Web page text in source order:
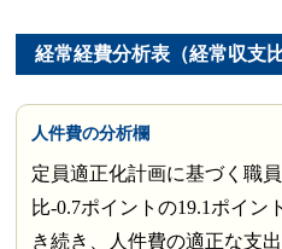
経常経費分析表（経常収支
人件費の分析欄
定員適正化計画に基づく職
比-0.7ポイントの19.1ポイン
き続き、人件費の適正な支